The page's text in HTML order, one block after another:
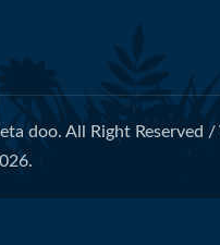
doo. All Right Reserved /